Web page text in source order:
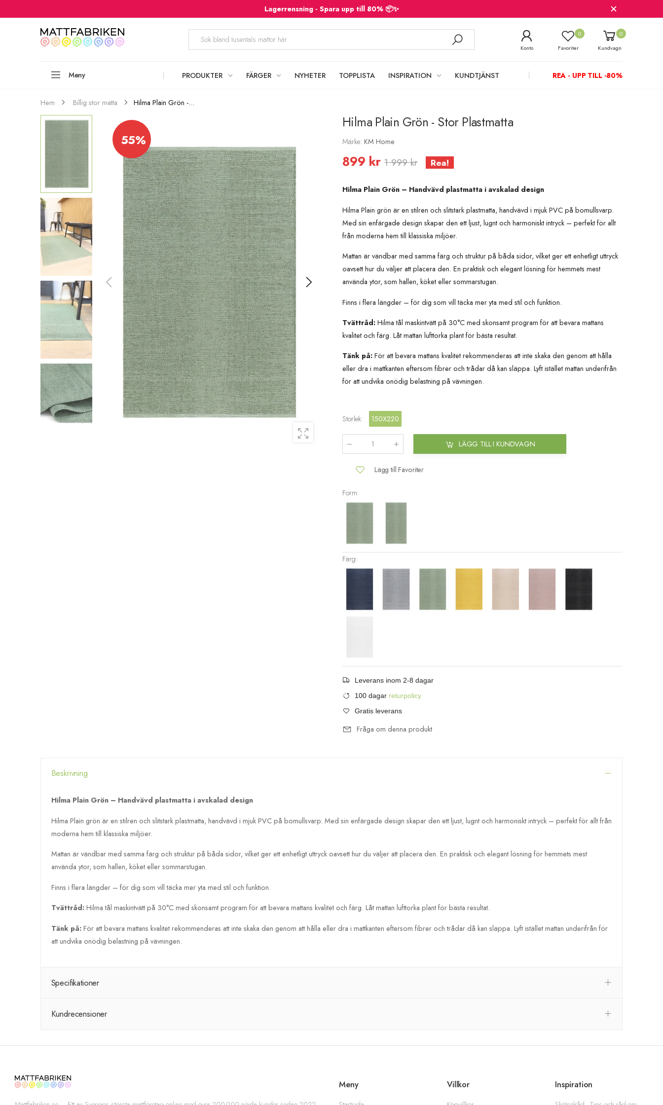
Lagerrensning - Spara upp till 80% 📦✨
Konto
0
Favoriter
0
Kundvagn
Meny PRODUKTER FÄRGER NYHETER TOPPLISTA INSPIRATION KUNDTJÄNST REA - UPP TILL -80%
Hem Billig stor matta Hilma Plain Grön -...
55%
Hilma Plain Grön - Stor Plastmatta
Märke: KM Home
899 kr 1 999 kr Rea!
Hilma Plain Grön – Handvävd plastmatta i avskalad design
Hilma Plain grön är en stilren och slitstark plastmatta, handvävd i mjuk PVC på bomullsvarp.
Med sin enfärgade design skapar den ett ljust, lugnt och harmoniskt intryck – perfekt för allt
från moderna hem till klassiska miljöer.
Mattan är vändbar med samma färg och struktur på båda sidor, vilket ger ett enhetligt uttryck
oavsett hur du väljer att placera den. En praktisk och elegant lösning för hemmets mest
använda ytor, som hallen, köket eller sommarstugan.
Finns i flera längder – för dig som vill täcka mer yta med stil och funktion.
Tvättråd: Hilma tål maskintvätt på 30°C med skonsamt program för att bevara mattans
kvalitet och färg. Låt mattan lufttorka plant för bästa resultat.
Tänk på: För att bevara mattans kvalitet rekommenderas att inte skaka den genom att hålla
eller dra i mattkanten eftersom fibrer och trådar då kan släppa. Lyft istället mattan underifrån
för att undvika onödig belastning på vävningen.
Storlek: 150X220
LÄGG TILL I KUNDVAGN
Lägg till Favoriter
Form:
Färg:
Leverans inom 2-8 dagar
100 dagar returpolicy
Gratis leverans
Fråga om denna produkt
Beskrivning
Hilma Plain Grön – Handvävd plastmatta i avskalad design
Hilma Plain grön är en stilren och slitstark plastmatta, handvävd i mjuk PVC på bomullsvarp. Med sin enfärgade design skapar den ett ljust, lugnt och harmoniskt intryck – perfekt för allt från
moderna hem till klassiska miljöer.
Mattan är vändbar med samma färg och struktur på båda sidor, vilket ger ett enhetligt uttryck oavsett hur du väljer att placera den. En praktisk och elegant lösning för hemmets mest
använda ytor, som hallen, köket eller sommarstugan.
Finns i flera längder – för dig som vill täcka mer yta med stil och funktion.
Tvättråd: Hilma tål maskintvätt på 30°C med skonsamt program för att bevara mattans kvalitet och färg. Låt mattan lufttorka plant för bästa resultat.
Tänk på:För att bevara mattans kvalitet rekommenderas att inte skaka den genom att hålla eller dra i mattkanten eftersom fibrer och trådar då kan släppa. Lyft istället mattan underifrån för
att undvika onödig belastning på vävningen.
Specifikationer
Kundrecensioner
Meny Villkor Inspiration